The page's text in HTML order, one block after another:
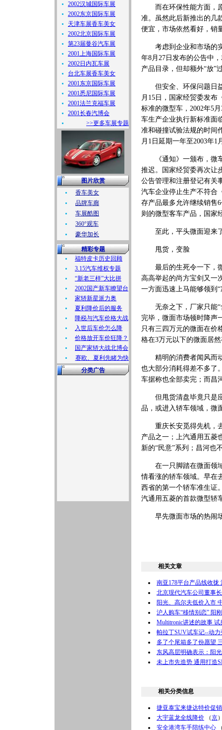
2002汉城国际车展
2002东京国际车展
天津车展香车美女
2002北京国际车展
第23届曼谷汽车展
2001上海国际车展
2002日内瓦车展
台北车展香车美女
2001东京国际车展
2001悉尼国际车展
2001法兰克福车展
2001长春汽博会
>>更多车展专题
图片欣赏
香车美女
品牌车廊
车展酷图
360°观车
豪华加长
精彩专题
福特皮卡历史回顾
3.15汽车维权专题
“新老三样”大比拼
2002国产新车瞭望台
家轿新星派力奥
夏利降价后的服务
降税与汽车价格大战
入世后车价怎么降
价格放开车价狂降？
国产家轿大战北博会
赛欧、夏利先睹为快
分类广告
而在环保性能方面，原
准。虽然此后新推出的几
便宜，市场依然看好，销
考虑到企业和市场的实
年8月27日发布的公告中
产品目录，但却额外“放”
但安全、环保问题日益
月15日，国家经贸委发布
标准的微型车，2002年5
车生产企业执行新标准面
准和碰撞试验法规的时间
月1日延期一年至2003年
《通知》一颁布，微车
推迟。国家经贸委再次让
公告管理和注册登记有关
汽车企业停止生产不符合
存产品最多允许继续销售
则的微型客车产品，国家
至此，平头微面迎来
甩货，变脸
最后的生死令一下，微
高高举起的尚方宝剑又一
一方面迅速上马能够领到
无奈之下，厂家只能“
完毕，微面市场顿时降声
只有三四万元的微面在价
格在3万元以下的微面居
精明的消费者闻风而动
也大部分消耗得差不多了
车据称也全部卖完；而昌
但甩货清盘毕竟只是应
品，或进入轿车领域，微
重庆长安觅得先机，去
产品之一；上汽通用五菱
新的“民意”系列；昌河也
在一只脚踏在微面领域
情看涨的轿车领域。早在
西省的第一个轿车准生证
汽通用五菱的首款微型轿
早先微面市场的热闹场
相关文章
南亚178平台产品线收拢
北京现代汽车公司董事
阳光、高尔夫低价入市
沪人购车“移情别恋” 阳
Multitronic讲述的故事 试
帕拉丁SUV试车记--动
多了个尾箱多了份愿望
东风高层明确表示：阳
未上市先造势 通用打造
相关分类信息
捷亚泰宝来捷达特价促销
大宇蓝龙全线降价 （京
安全港湾车手陪练中心